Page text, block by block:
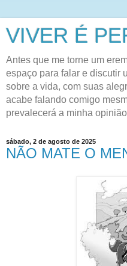
VIVER É
Antes que me torne um
espaço para falar e discutir
sobre a vida, com suas
acabe falando comigo
prevalecerá a minha
sábado, 2 de agosto de 2025
NÃO MATE O